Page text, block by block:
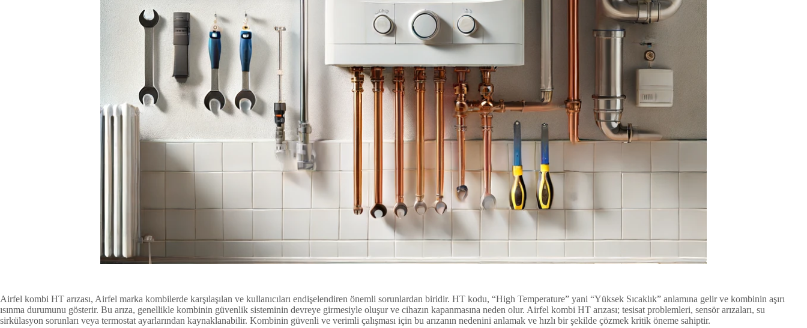
Airfel kombi HT arızası, Airfel marka kombilerde karşılaşılan ve kullanıcıları endişelendiren önemli sorunlardan biridir. HT kodu, “High Temperature” yani “Yüksek Sıcaklık” anlamına gelir ve kombinin aşırı
ısınma durumunu gösterir. Bu arıza, genellikle kombinin güvenlik sisteminin devreye girmesiyle oluşur ve cihazın kapanmasına neden olur. Airfel kombi HT arızası; tesisat problemleri, sensör arızaları, su
sirkülasyon sorunları veya termostat ayarlarından kaynaklanabilir. Kombinin güvenli ve verimli çalışması için bu arızanın nedenini anlamak ve hızlı bir şekilde çözmek kritik öneme sahiptir.